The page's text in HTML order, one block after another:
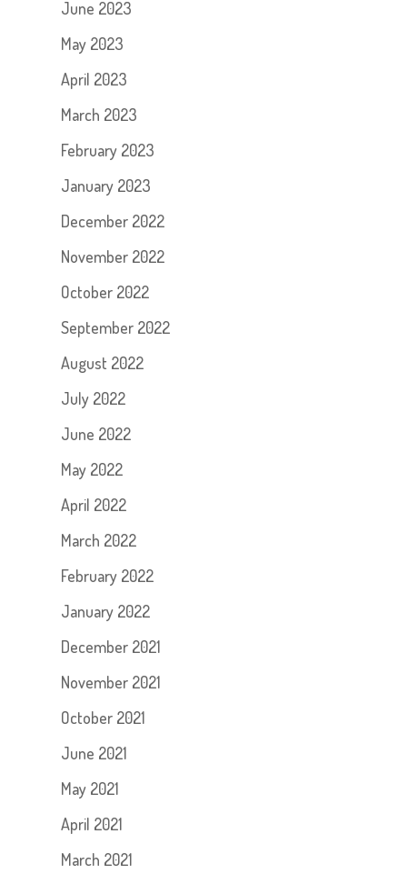
June 2023
May 2023
April 2023
March 2023
February 2023
January 2023
December 2022
November 2022
October 2022
September 2022
August 2022
July 2022
June 2022
May 2022
April 2022
March 2022
February 2022
January 2022
December 2021
November 2021
October 2021
June 2021
May 2021
April 2021
March 2021